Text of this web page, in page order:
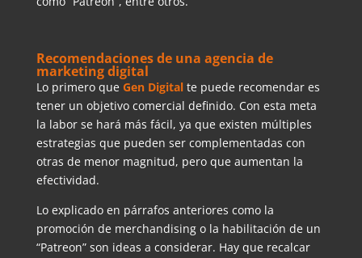
Recomendaciones de una agencia de
marketing digital
Lo primero que Gen Digitalte puede recomendar es
tener un objetivo comercial definido. Con esta meta
la labor se hará más fácil, ya que existen múltiples
estrategias que pueden ser complementadas con
otras de menor magnitud, pero que aumentan la
efectividad.
Lo explicado en párrafos anteriores como la
promoción de merchandising o la habilitación de un
“Patreon” son ideas a considerar. Hay que recalcar